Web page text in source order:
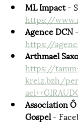
ML Impact -
https://
Agence DCN
https://
Arthmael
https://
kreiz.bzh/
Association Ô
Gospel -